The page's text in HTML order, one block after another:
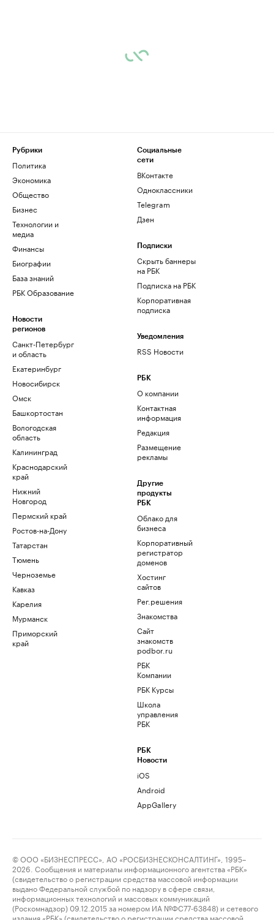
Рубрики
Политика
Экономика
Общество
Бизнес
Технологии и
медиа
Финансы
Биографии
База знаний
РБК Образование
Новости
регионов
Санкт-Петербург
и область
Екатеринбург
Новосибирск
Омск
Башкортостан
Вологодская
область
Калининград
Краснодарский
край
Нижний
Новгород
Пермский край
Ростов-на-Дону
Татарстан
Тюмень
Черноземье
Кавказ
Карелия
Мурманск
Приморский
край
Социальные
сети
ВКонтакте
Одноклассники
Telegram
Дзен
Подписки
Скрыть баннеры
на РБК
Подписка на РБК
Корпоративная
подписка
Уведомления
RSS Новости
РБК
О компании
Контактная
информация
Редакция
Размещение
рекламы
Другие
продукты
РБК
Облако для
бизнеса
Корпоративный
регистратор
доменов
Хостинг
сайтов
Рег.решения
Знакомства
Сайт
знакомств
podbor.ru
РБК
Компании
РБК Курсы
Школа
управления
РБК
РБК
Новости
iOS
Android
AppGallery
© ООО «БИЗНЕСПРЕСС», АО «РОСБИЗНЕСКОНСАЛТИНГ», 1995–
2026. Сообщения и материалы информационного агентства «РБК»
(свидетельство о регистрации средства массовой информации
выдано Федеральной службой по надзору в сфере связи,
информационных технологий и массовых коммуникаций
(Роскомнадзор) 09.12.2015 за номером ИА №ФС77-63848) и сетевого
издания «РБК» (свидетельство о регистрации средства массовой